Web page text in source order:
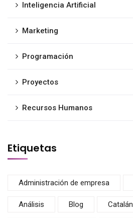
Inteligencia Artificial
Marketing
Programación
Proyectos
Recursos Humanos
Etiquetas
Administración de empresa
Análisis Blog Catalán